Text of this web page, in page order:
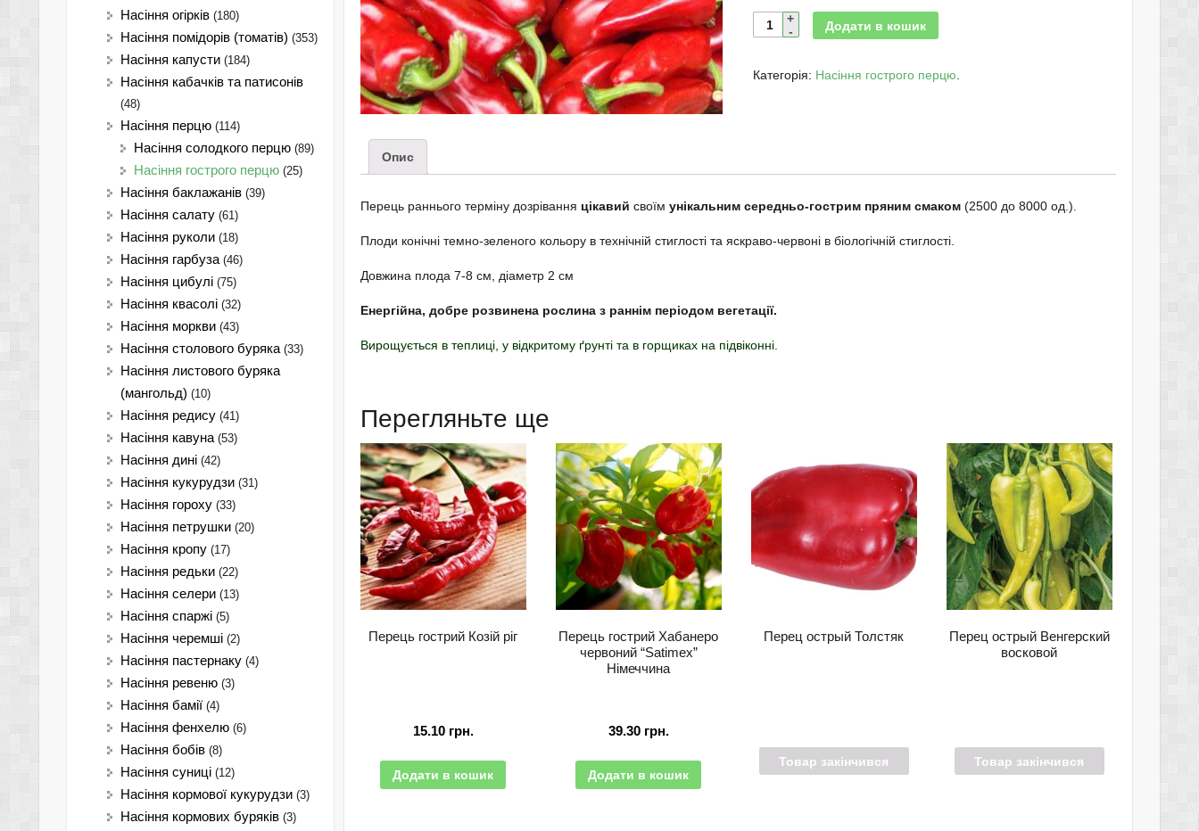
Додати в кошик
Категорія: Насіння гострого перцю
Опис
Перець раннього терміну дозрівання цікавий своїм унікальним середньо-гострим пряним смаком (2500 до 8000 од.).
Плоди конічні темно-зеленого кольору в технічній стиглості та яскраво-червоні в біологічній стиглості.
Довжина плода 7-8 см, діаметр 2 см
Енергійна, добре розвинена рослина з раннім періодом вегетації.
Вирощується в теплиці, у відкритому ґрунті та в горщиках на підвіконні.
Перегляньте ще
Перець гострий Козій ріг
15.10 грн.
Додати в кошик
Перець гострий Хабанеро
червоний “Satimex”
Німеччина
39.30 грн.
Додати в кошик
Перец острый Толстяк
Товар закінчився
Перец острый Венгерский
восковой
Товар закінчився
Насіння огірків (180)
Насіння помідорів (томатів) (353)
Насіння капусти (184)
Насіння кабачків та патисонів
(48)
Насіння перцю (114)
Насіння солодкого перцю (89)
Насіння гострого перцю (25)
Насіння баклажанів (39)
Насіння салату (61)
Насіння руколи (18)
Насіння гарбуза (46)
Насіння цибулі (75)
Насіння квасолі (32)
Насіння моркви (43)
Насіння столового буряка (33)
Насіння листового буряка
(мангольд) (10)
Насіння редису (41)
Насіння кавуна (53)
Насіння дині (42)
Насіння кукурудзи (31)
Насіння гороху (33)
Насіння петрушки (20)
Насіння кропу (17)
Насіння редьки (22)
Насіння селери (13)
Насіння спаржі (5)
Насіння черемші (2)
Насіння пастернаку (4)
Насіння ревеню (3)
Насіння бамії (4)
Насіння фенхелю (6)
Насіння бобів (8)
Насіння суниці (12)
Насіння кормової кукурудзи (3)
Насіння кормових буряків (3)